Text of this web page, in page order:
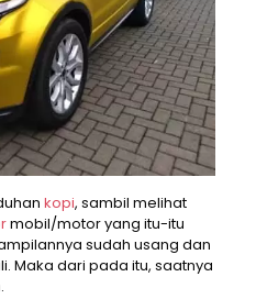
kopi, sambil melihat
mobil/motor yang itu-itu
sudah usang dan
Maka dari pada itu, saatnya